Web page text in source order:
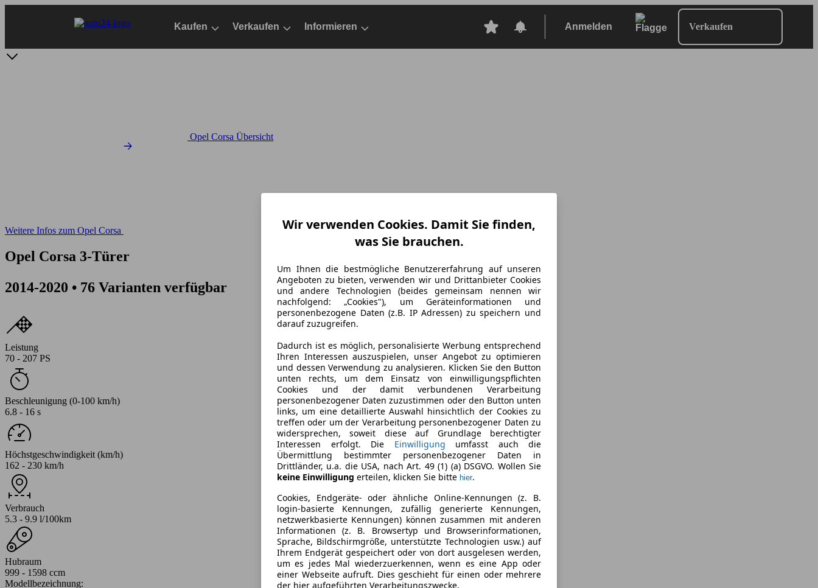
Kaufen Verkaufen Informieren Anmelden Verkaufen
Opel Corsa Übersicht
Weitere Infos zum Opel Corsa
Opel Corsa 3-Türer
2014-2020 • 76 Varianten verfügbar
Leistung
70 - 207 PS
Beschleunigung (0-100 km/h)
6.8 - 16 s
Höchstgeschwindigkeit (km/h)
162 - 230 km/h
Verbrauch
5.3 - 9.9 l/100km
Hubraum
999 - 1598 ccm
Modellbezeichnung:
Wir verwenden Cookies. Damit Sie finden,
was Sie brauchen.
Um Ihnen die bestmögliche Benutzererfahrung auf unseren
Angeboten zu bieten, verwenden wir und Drittanbieter Cookies
und andere Technologien (beides gemeinsam nennen wir
nachfolgend: „Cookies"), um Geräteinformationen und
personenbezogene Daten (z.B. IP Adressen) zu speichern und
darauf zuzugreifen.
Dadurch ist es möglich, personalisierte Werbung entsprechend
Ihren Interessen auszuspielen, unser Angebot zu optimieren
und dessen Verwendung zu analysieren. Klicken Sie den Button
unten rechts, um dem Einsatz von einwilligungspflichten
Cookies und der damit verbundenen Verarbeitung
personenbezogener Daten zuzustimmen oder den Button unten
links, um eine detaillierte Auswahl hinsichtlich der Cookies zu
treffen oder um der Verarbeitung personenbezogener Daten zu
widersprechen, soweit diese auf Grundlage berechtigter
Interessen erfolgt. Die Einwilligung umfasst auch die
Übermittlung bestimmter personenbezogener Daten in
Drittländer, u.a. die USA, nach Art. 49 (1) (a) DSGVO. Wollen Sie
keine Einwilligung erteilen, klicken Sie bitte hier.
Cookies, Endgeräte- oder ähnliche Online-Kennungen (z. B.
login-basierte Kennungen, zufällig generierte Kennungen,
netzwerkbasierte Kennungen) können zusammen mit anderen
Informationen (z. B. Browsertyp und Browserinformationen,
Sprache, Bildschirmgröße, unterstützte Technologien usw.) auf
Ihrem Endgerät gespeichert oder von dort ausgelesen werden,
um es jedes Mal wiederzuerkennen, wenn es eine App oder
einer Webseite aufruft. Dies geschieht für einen oder mehrere
der hier aufgeführten Verarbeitungszwecke.